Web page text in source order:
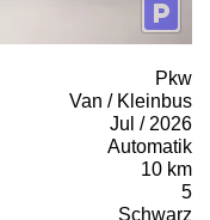
Pkw
Van / Kleinbus
Jul / 2026
Automatik
10 km
5
Schwarz